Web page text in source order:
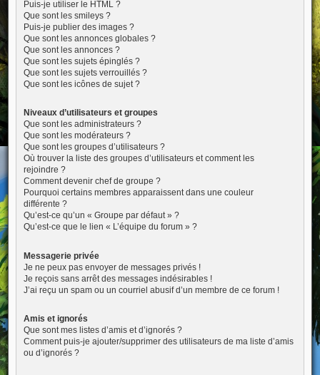
Puis-je utiliser le HTML ?
Que sont les smileys ?
Puis-je publier des images ?
Que sont les annonces globales ?
Que sont les annonces ?
Que sont les sujets épinglés ?
Que sont les sujets verrouillés ?
Que sont les icônes de sujet ?
Niveaux d’utilisateurs et groupes
Que sont les administrateurs ?
Que sont les modérateurs ?
Que sont les groupes d’utilisateurs ?
Où trouver la liste des groupes d’utilisateurs et comment les
rejoindre ?
Comment devenir chef de groupe ?
Pourquoi certains membres apparaissent dans une couleur
différente ?
Qu’est-ce qu’un « Groupe par défaut » ?
Qu’est-ce que le lien « L’équipe du forum » ?
Messagerie privée
Je ne peux pas envoyer de messages privés !
Je reçois sans arrêt des messages indésirables !
J’ai reçu un spam ou un courriel abusif d’un membre de ce forum !
Amis et ignorés
Que sont mes listes d’amis et d’ignorés ?
Comment puis-je ajouter/supprimer des utilisateurs de ma liste d’amis
ou d’ignorés ?